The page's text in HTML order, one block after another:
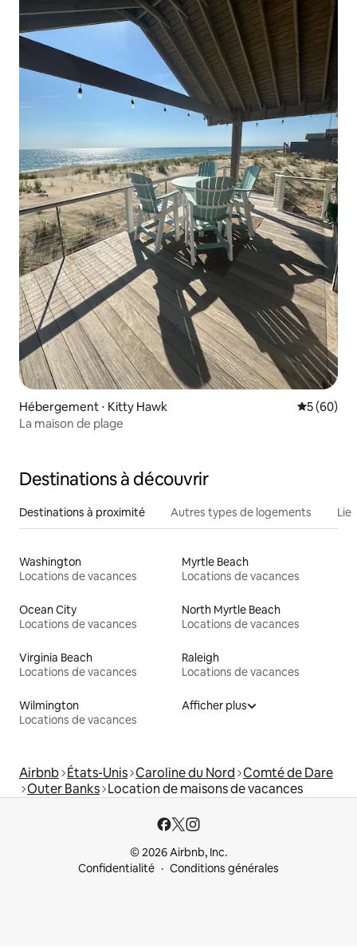
Hébergement ⋅ Kitty Hawk
5 (60)
La maison de plage
Destinations à découvrir
Destinations à proximité Autres types de logements
Washington
Locations de vacances
Myrtle Beach
Locations de vacances
Ocean City
Locations de vacances
North Myrtle Beach
Locations de vacances
Virginia Beach
Locations de vacances
Raleigh
Locations de vacances
Wilmington
Locations de vacances
Afficher plus
Airbnb États-Unis Caroline du Nord Comté de Dare
Outer Banks Location de maisons de vacances
© 2026 Airbnb, Inc.
Confidentialité
Conditions générales